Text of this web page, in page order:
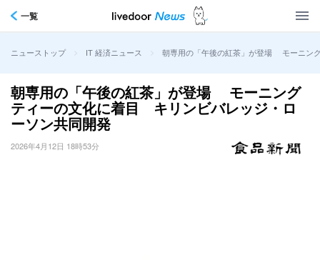
一覧
ニューストップ > IT 経済ニュース > 朝専用の「午後の紅茶」が登場 モーニン
朝専用の「午後の紅茶」が登場 モーニング
ティーの文化に着目 キリンビバレッジ・ロ
ーソン共同開発
2026年4月12日 18時53分